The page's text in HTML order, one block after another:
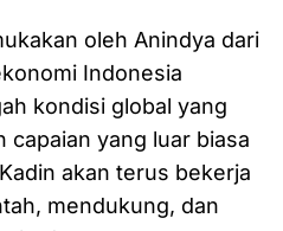
oleh Anindya dari
Indonesia
kondisi global yang
capaian yang luar biasa
akan terus bekerja
mendukung, dan